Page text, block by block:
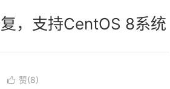
，支持CentOS 8系统
 赞(8)